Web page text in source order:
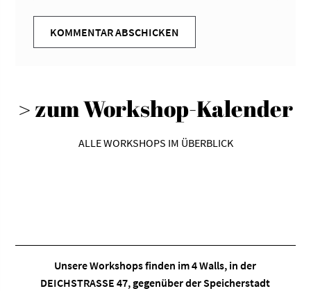
> zum Workshop-Kalender
ALLE WORKSHOPS IM ÜBERBLICK
Unsere Workshops finden im4 Walls, in der
DEICHSTRASSE 47, gegenüber der Speicherstadt